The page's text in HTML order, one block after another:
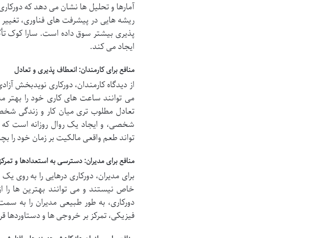
آمارها و تحلیل ها نشان می دهد که
ریشه هایی در پیشرفت های فناوری،
پذیری بیشتر سوق داده است. سارا کوک
ایجاد می کند.
منافع برای کارمندان: انعطاف پذیری و تعادل
از دیدگاه کارمندان، دورکاری نویدبخش
می توانند ساعت های کاری خود را بهتر
تعادل مطلوب تری میان کار و زندگی
شخصی، و ایجاد یک روال روزانه است
تواند طعم واقعی مالکیت بر زمان خود را
منافع برای مدیران: دسترسی به استعدادها و
برای مدیران، دورکاری درهایی را به
خاص نیستند و می توانند بهترین ها
دورکاری، به طور طبیعی مدیران را
فیزیکی، تمرکز بر خروجی ها و دستاوردها